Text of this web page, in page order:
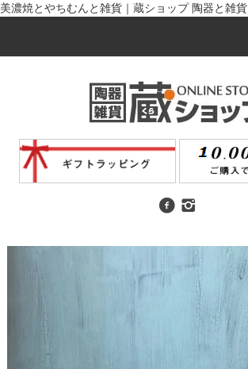
美濃焼とやちむんと雑貨｜蔵ショップ 陶器と雑貨